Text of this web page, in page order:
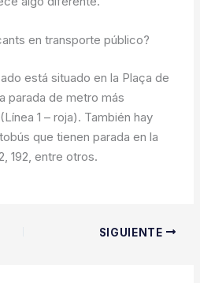
en transporte público?
está situado en la Plaça de
parada de metro más
1 – roja). También hay
que tienen parada en la
192, entre otros.
SIGUIENTE